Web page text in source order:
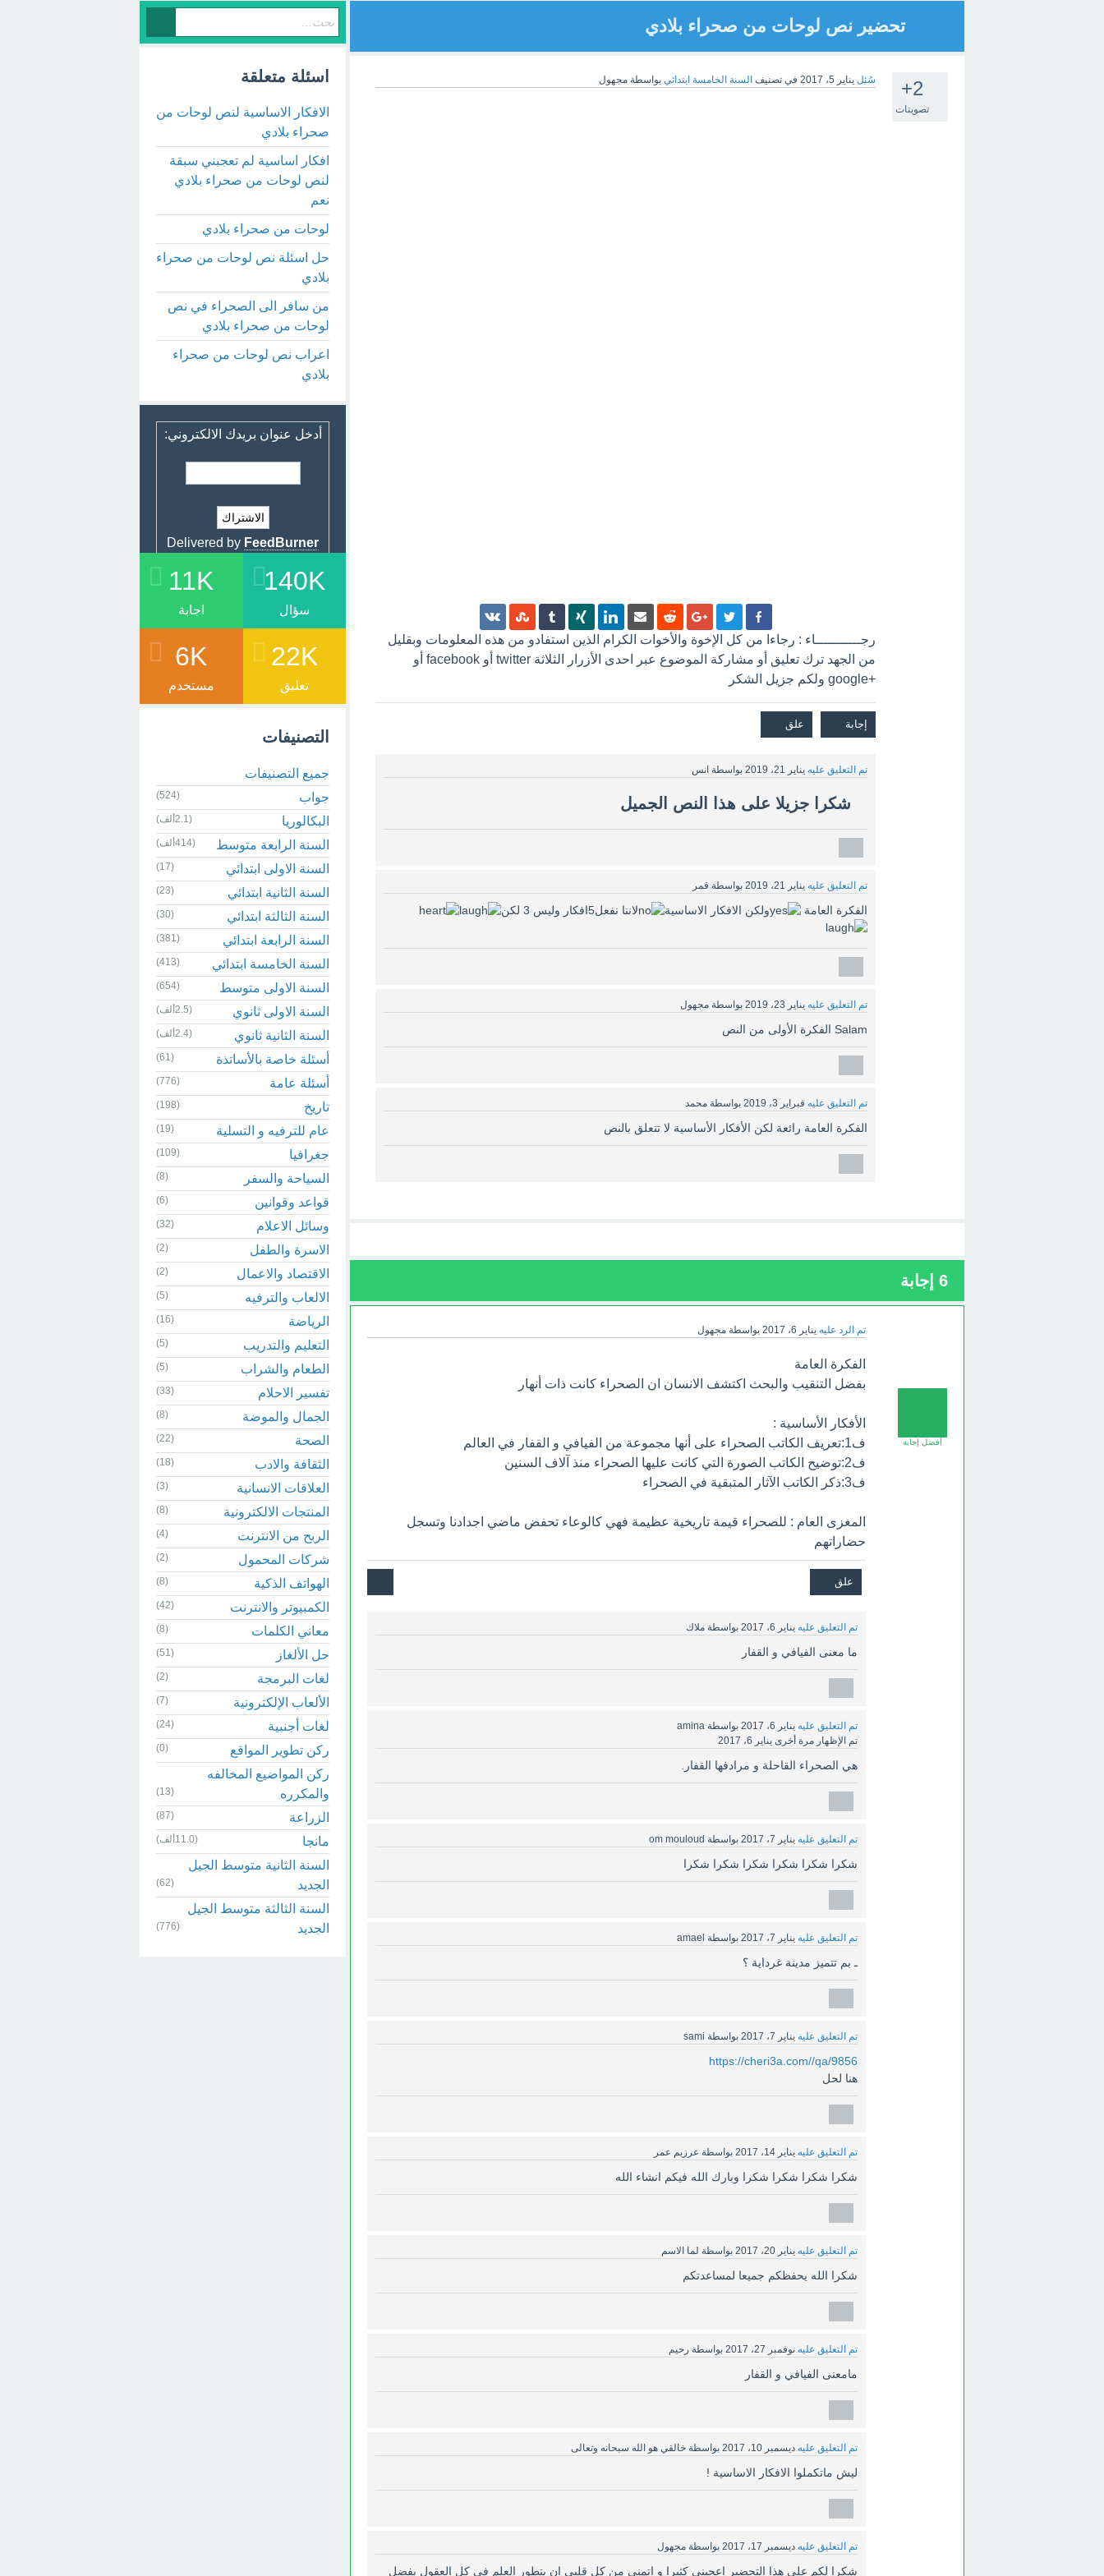
تحضير نص لوحات من صحراء بلادي
+2
تصويتات
سُئل يناير 5، 2017 في تصنيف السنة الخامسة ابتدائي بواسطة مجهول
رجـــــــــــاء : رجاءا من كل الإخوة والأخوات الكرام الذين استفادو من هذه المعلومات وبقليل
من الجهد ترك تعليق أو مشاركة الموضوع عبر احدى الأزرار الثلاثة twitter أو facebook أو
+google ولكم جزيل الشكر
تم التعليق عليه يناير 21، 2019 بواسطة انس
شكرا جزيلا على هذا النص الجميل
تم التعليق عليه يناير 21، 2019 بواسطة قمر
الفكرة العامة ولكن الافكار الاساسية لاننا نفعل5افكار وليس 3 لكن
تم التعليق عليه يناير 23، 2019 بواسطة مجهول
Salam الفكرة الأولى من النص
تم التعليق عليه فبراير 3، 2019 بواسطة محمد
الفكرة العامة رائعة لكن الأفكار الأساسية لا تتعلق بالنص
6 إجابة
تم الرد عليه يناير 6، 2017 بواسطة مجهول
أفضل إجابة
الفكرة العامة
بفضل التنقيب والبحث اكتشف الانسان ان الصحراء كانت ذات أنهار
الأفكار الأساسية :
ف1:تعريف الكاتب الصحراء على أنها مجموعة من الفيافي و القفار في العالم
ف2:توضيح الكاتب الصورة التي كانت عليها الصحراء منذ آلاف السنين
ف3:ذكر الكاتب الآثار المتبقية في الصحراء
المغزى العام : للصحراء قيمة تاريخية عظيمة فهي كالوعاء تحفض ماضي اجدادنا وتسجل
حضاراتهم
تم التعليق عليه يناير 6، 2017 بواسطة ملاك
ما معنى الفيافي و القفار
تم التعليق عليه يناير 6، 2017 بواسطة amina
تم الإظهار مرة أخرى يناير 6، 2017
هي الصحراء القاحلة و مرادفها القفار.
تم التعليق عليه يناير 7، 2017 بواسطة om mouloud
شكرا شكرا شكرا شكرا شكرا شكرا
تم التعليق عليه يناير 7، 2017 بواسطة amael
ـ بم تتميز مدينة غرداية ؟
تم التعليق عليه يناير 7، 2017 بواسطة sami
https://cheri3a.com//qa/9856
هنا لحل
تم التعليق عليه يناير 14، 2017 بواسطة عرزيم عمر
شكرا شكرا شكرا شكرا وبارك الله فيكم انشاء الله
تم التعليق عليه يناير 20، 2017 بواسطة لما الاسم
شكرا الله يحفظكم جميعا لمساعدتكم
تم التعليق عليه نوفمبر 27، 2017 بواسطة رحيم
مامعنى الفيافي و القفار
تم التعليق عليه ديسمبر 10، 2017 بواسطة خالقي هو الله سبحانه وتعالى
ليش ماتكملوا الافكار الاساسية !
تم التعليق عليه ديسمبر 17، 2017 بواسطة مجهول
شكرا لكم على هذا التحضير اعجبني كثيرا و اتمنى من كل قلبي ان يتطور العلم في كل العقول بفضل
اسئلة متعلقة
الافكار الاساسية لنص لوحات من
صحراء بلادي
افكار اساسية لم تعجبني سبقة
لنص لوحات من صحراء بلادي
نعم
لوحات من صحراء بلادي
حل اسئلة نص لوحات من صحراء
بلادي
من سافر الى الصحراء في نص
لوحات من صحراء بلادي
اعراب نص لوحات من صحراء
بلادي
أدخل عنوان بريدك الالكتروني:
Delivered by FeedBurner
140K
سؤال
11K
اجابة
22K
تعليق
6K
مستخدم
التصنيفات
جميع التصنيفات
جواب
(524)
البكالوريا (2.1ألف)
السنة الرابعة متوسط (414ألف)
السنة الاولى ابتدائي (17)
السنة الثانية ابتدائي (23)
السنة الثالثة ابتدائي (30)
السنة الرابعة ابتدائي (381)
السنة الخامسة ابتدائي (413)
السنة الاولى متوسط (654)
السنة الاولى ثانوي (2.5ألف)
السنة الثانية ثانوي (2.4ألف)
أسئلة خاصة بالأساتذة (61)
أسئلة عامة (776)
تاريخ (198)
عام للترفيه و التسلية (19)
جغرافيا (109)
السياحة والسفر (8)
قواعد وقوانين (6)
وسائل الاعلام (32)
الاسرة والطفل (2)
الاقتصاد والاعمال (2)
الالعاب والترفيه (5)
الرياضة (16)
التعليم والتدريب (5)
الطعام والشراب (5)
تفسير الاحلام (33)
الجمال والموضة (8)
الصحة (22)
الثقافة والادب (18)
العلاقات الانسانية (3)
المنتجات الالكترونية (8)
الربح من الانترنت (4)
شركات المحمول (2)
الهواتف الذكية (8)
الكمبيوتر والانترنت (42)
معاني الكلمات (8)
حل الألغاز (51)
لغات البرمجة (2)
الألعاب الإلكترونية (7)
لغات أجنبية (24)
ركن تطوير المواقع (0)
ركن المواضيع المخالفه
والمكرره
(13)
الزراعة (87)
مانجا (11.0ألف)
السنة الثانية متوسط الجيل
الجديد
(62)
السنة الثالثة متوسط الجيل
الجديد
(776)